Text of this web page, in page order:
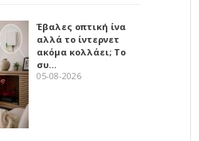
Έβαλες οπτική ίνα
αλλά το ίντερνετ
ακόμα κολλάει; Το
συ…
05-08-2026